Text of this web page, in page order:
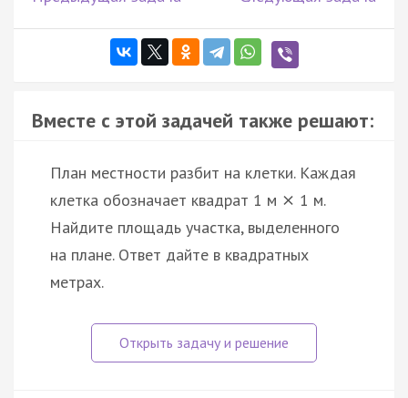
Вместе с этой задачей также решают:
План местности разбит на клетки. Каждая
клетка обозначает квадрат 1 м × 1 м.
Найдите площадь участка, выделенного
на плане. Ответ дайте в квадратных
метрах.